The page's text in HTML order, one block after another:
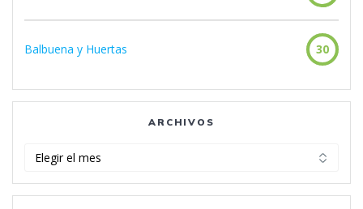
Balbuena y Huertas 30
ARCHIVOS